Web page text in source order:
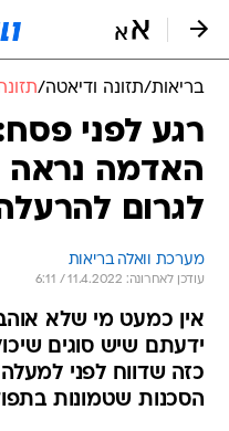
בריאות/תזונה ודיאטה/
רגע לפני
האדמה נראה
לגרום
מערכת וואלה בריאות
עודכן לאחרונה: 11.4.2022 / 6:11
אין כמעט מי שלא
ידעתם שיש סוגים
הסכנות שטמונות